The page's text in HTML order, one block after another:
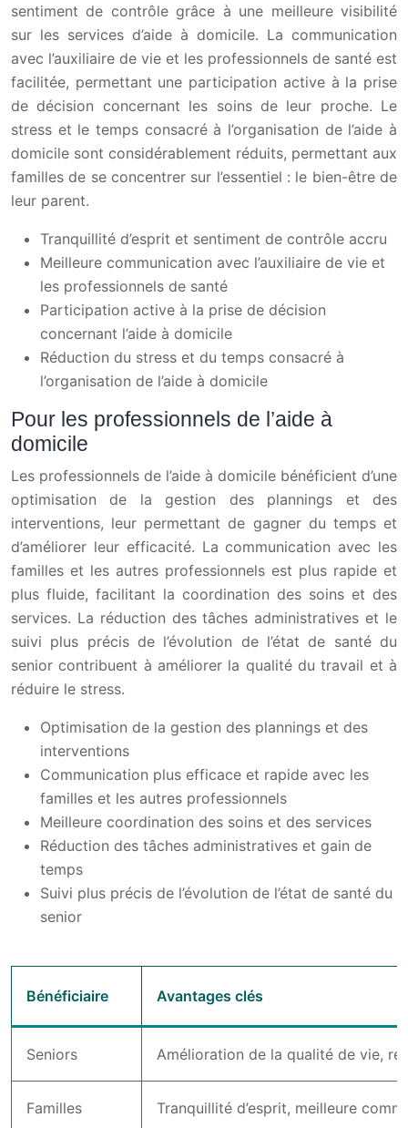
sentiment de contrôle grâce à une meilleure visibilité
sur les services d’aide à domicile. La communication
avec l’auxiliaire de vie et les professionnels de santé est
facilitée, permettant une participation active à la prise
de décision concernant les soins de leur proche. Le
stress et le temps consacré à l’organisation de l’aide à
domicile sont considérablement réduits, permettant aux
familles de se concentrer sur l’essentiel : le bien-être de
leur parent.
Tranquillité d’esprit et sentiment de contrôle accru
Meilleure communication avec l’auxiliaire de vie et
les professionnels de santé
Participation active à la prise de décision
concernant l’aide à domicile
Réduction du stress et du temps consacré à
l’organisation de l’aide à domicile
Pour les professionnels de l’aide à
domicile
Les professionnels de l’aide à domicile bénéficient d’une
optimisation de la gestion des plannings et des
interventions, leur permettant de gagner du temps et
d’améliorer leur efficacité. La communication avec les
familles et les autres professionnels est plus rapide et
plus fluide, facilitant la coordination des soins et des
services. La réduction des tâches administratives et le
suivi plus précis de l’évolution de l’état de santé du
senior contribuent à améliorer la qualité du travail et à
réduire le stress.
Optimisation de la gestion des plannings et des
interventions
Communication plus efficace et rapide avec les
familles et les autres professionnels
Meilleure coordination des soins et des services
Réduction des tâches administratives et gain de
temps
Suivi plus précis de l’évolution de l’état de santé du
senior
Bénéficiaire Avantages clés
Seniors Amélioration de la qualité de vie,
Familles Tranquillité d’esprit, meilleure